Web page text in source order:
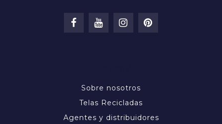
Sobre nosotros
Telas Recicladas
Agentes y distribuidores